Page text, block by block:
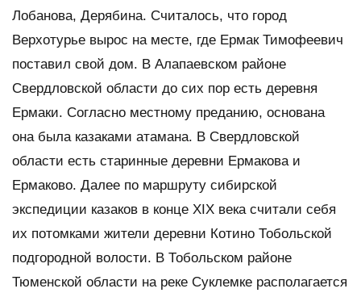
Лобанова, Дерябина. Считалось, что город
Верхотурье вырос на месте, где Ермак Тимофеевич
поставил свой дом. В Алапаевском районе
Свердловской области до сих пор есть деревня
Ермаки. Согласно местному преданию, основана
она была казаками атамана. В Свердловской
области есть старинные деревни Ермакова и
Ермаково. Далее по маршруту сибирской
экспедиции казаков в конце XIX века считали себя
их потомками жители деревни Котино Тобольской
подгородной волости. В Тобольском районе
Тюменской области на реке Суклемке располагается